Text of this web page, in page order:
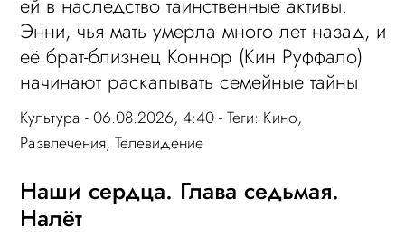
Энни, чья мать умерла много лет назад, и
её брат-близнец Коннор (Кин Руффало)
начинают раскапывать семейные тайны
Культура - 06.08.2026, 4:40 - Теги: Кино,
Развлечения,Телевидение
Наши сердца. Глава седьмая.
Налёт